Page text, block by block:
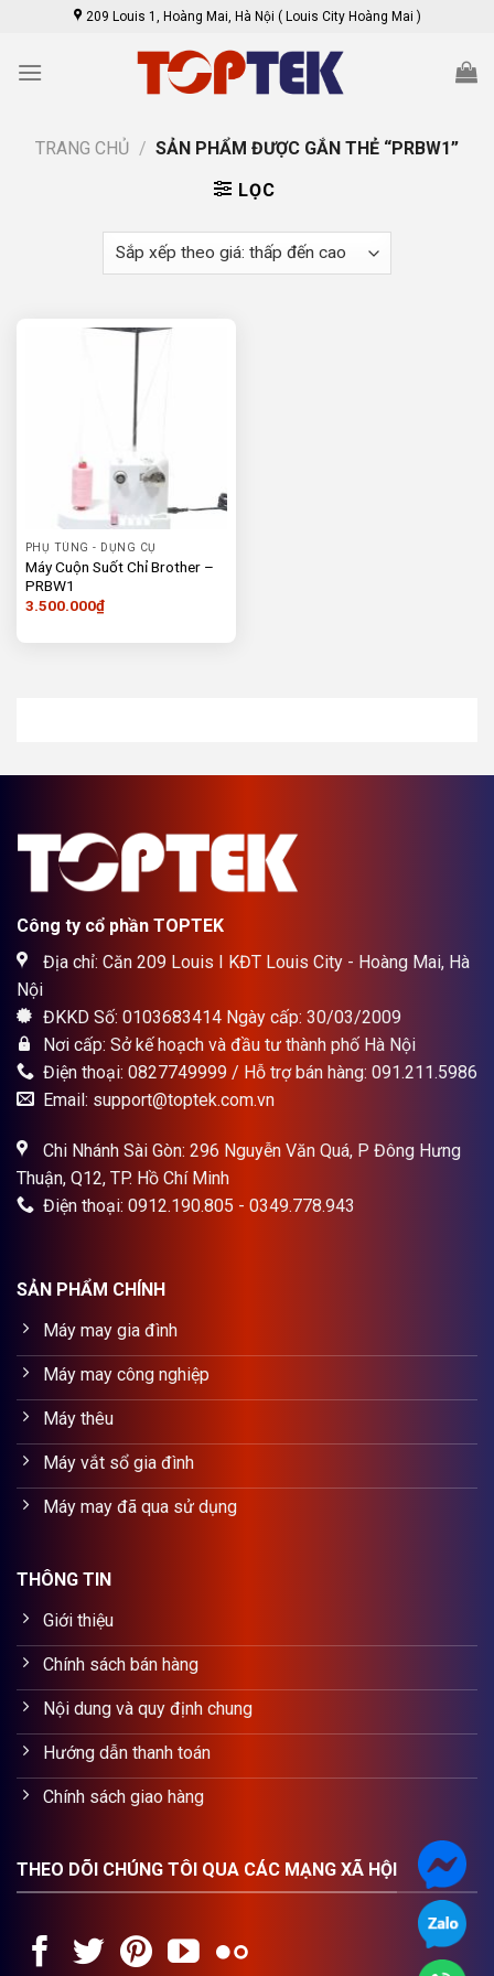
content
209 Louis 1, Hoàng Mai, Hà Nội ( Louis City Hoàng Mai )
TRANG CHỦ / SẢN PHẨM ĐƯỢC GẮN THẺ “PRBW1”
LỌC
PHỤ TÙNG - DỤNG CỤ
Máy Cuộn Suốt Chỉ Brother –
PRBW1
3.500.000₫
Công ty cổ phần TOPTEK
Địa chỉ: Căn 209 Louis I KĐT Louis City - Hoàng Mai, Hà
Nội
ĐKKD Số: 0103683414 Ngày cấp: 30/03/2009
Nơi cấp: Sở kế hoạch và đầu tư thành phố Hà Nội
Điện thoại: 0827749999 / Hỗ trợ bán hàng: 091.211.5986
Email: support@toptek.com.vn
Chi Nhánh Sài Gòn: 296 Nguyễn Văn Quá, P Đông Hưng
Thuận, Q12, TP. Hồ Chí Minh
Điện thoại: 0912.190.805 - 0349.778.943
SẢN PHẨM CHÍNH
Máy may gia đình
Máy may công nghiệp
Máy thêu
Máy vắt sổ gia đình
Máy may đã qua sử dụng
THÔNG TIN
Giới thiệu
Chính sách bán hàng
Nội dung và quy định chung
Hướng dẫn thanh toán
Chính sách giao hàng
THEO DÕI CHÚNG TÔI QUA CÁC MẠNG XÃ HỘI